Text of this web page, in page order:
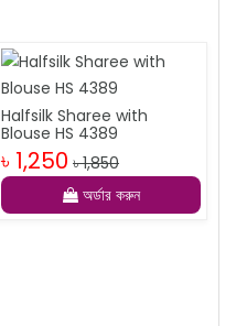
Halfsilk Sharee with
Blouse HS 4389
৳ 1,250 ৳ 1,850
অর্ডার করুন